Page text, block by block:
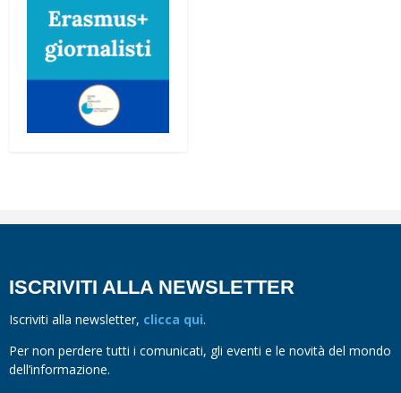
ISCRIVITI ALLA NEWSLETTER
Iscriviti alla newsletter, clicca qui.
Per non perdere tutti i comunicati, gli eventi e le novità del mondo
dell’informazione.